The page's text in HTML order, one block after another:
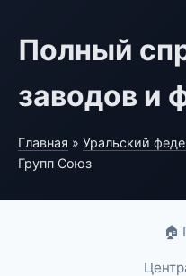
Полный
заводов и
Главная » Уральский
Групп Союз
🏠